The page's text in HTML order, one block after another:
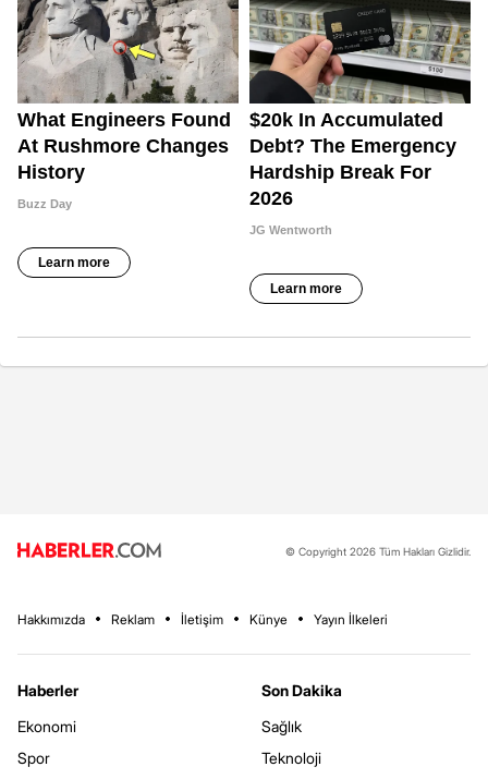
© Copyright 2026 Tüm Hakları Gizlidir.
Hakkımızda Reklam İletişim Künye Yayın İlkeleri
Haberler
Ekonomi
Spor
Son Dakika
Sağlık
Teknoloji